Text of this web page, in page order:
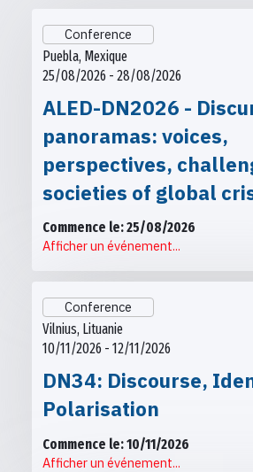
Conference
Puebla, Mexique
25/08/2026 - 28/08/2026
ALED-DN2026 -
panoramas: voices,
perspectives,
societies of global
Commence le: 25/08/2026
Afficher un événement...
Conference
Vilnius, Lituanie
10/11/2026 - 12/11/2026
DN34: Discourse,
Polarisation
Commence le: 10/11/2026
Afficher un événement...